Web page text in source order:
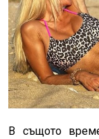
В същото